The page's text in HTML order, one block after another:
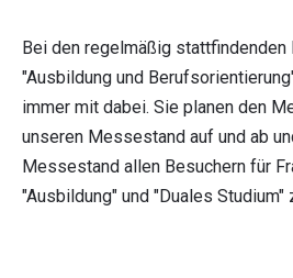
Bei den regelmäßig
"Ausbildung und
immer mit dabei. Sie planen den
unseren Messestand auf und ab
Messestand allen Besuchern für
"Ausbildung" und "Duales Studium"